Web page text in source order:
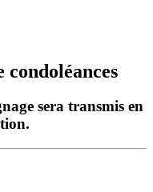
condoléances
sera transmis en